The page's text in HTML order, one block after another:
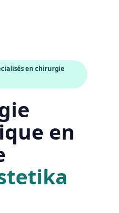
en chirurgie
en